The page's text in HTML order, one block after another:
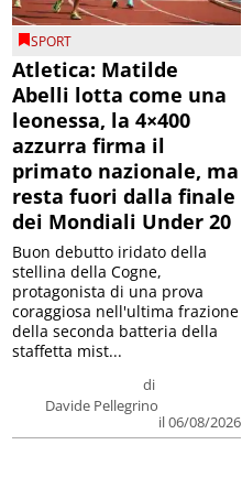
SPORT
Atletica: Matilde
Abelli lotta come una
leonessa, la 4×400
azzurra firma il
primato nazionale, ma
resta fuori dalla finale
dei Mondiali Under 20
di
Davide Pellegrino
il 06/08/2026
Buon debutto iridato della
stellina della Cogne,
protagonista di una prova
coraggiosa nell'ultima frazione
della seconda batteria della
staffetta mist...